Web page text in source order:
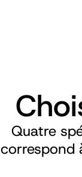
Quatre
correspond